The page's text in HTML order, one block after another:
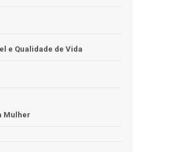
e Qualidade de Vida
Mulher